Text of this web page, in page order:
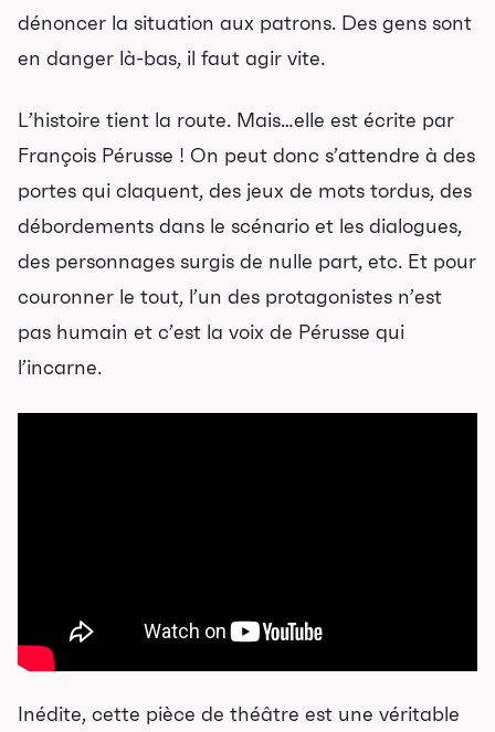
dénoncer la situation aux patrons. Des gens sont
en danger là-bas, il faut agir vite.
L’histoire tient la route. Mais…elle est écrite par
François Pérusse ! On peut donc s’attendre à des
portes qui claquent, des jeux de mots tordus, des
débordements dans le scénario et les dialogues,
des personnages surgis de nulle part, etc. Et pour
couronner le tout, l’un des protagonistes n’est
pas humain et c’est la voix de Pérusse qui
l’incarne.
Inédite, cette pièce de théâtre est une véritable